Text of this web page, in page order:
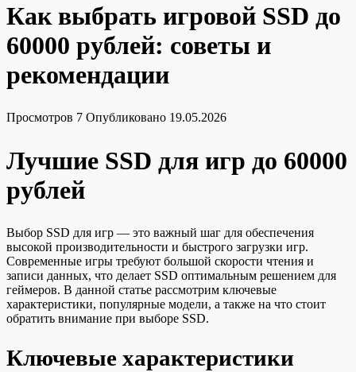
Как выбрать игровой SSD до
60000 рублей: советы и
рекомендации
Просмотров 7 Опубликовано 19.05.2026
Лучшие SSD для игр до 60000
рублей
Выбор SSD для игр — это важный шаг для обеспечения
высокой производительности и быстрого загрузки игр.
Современные игры требуют большой скорости чтения и
записи данных, что делает SSD оптимальным решением для
геймеров. В данной статье рассмотрим ключевые
характеристики, популярные модели, а также на что стоит
обратить внимание при выборе SSD.
Ключевые характеристики